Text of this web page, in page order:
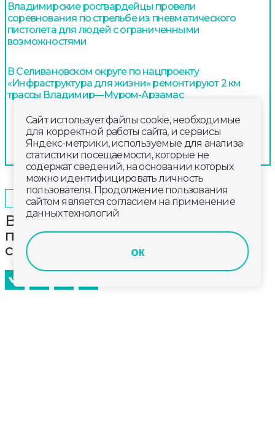
Владимирские росгвардейцы провели
соревнования по стрельбе из пневматического
пистолета для людей с ограниченными
возможностями
В Селивановском округе по нацпроекту
«Инфраструктура для жизни» ремонтируют 2 км
трассы Владимир—Муром-Арзамас
ОБЩЕСТВО 2024-03-31 08:30
Владимирская земля примет
первенство ЦФО по волейболу
среди юношей
Сайт использует файлы cookie, необходимые
для корректной работы сайта, и сервисы
Яндекс-метрики, используемые для анализа
статистики посещаемости, которые не
содержат сведений, на основании которых
можно идентифицировать личность
пользователя. Продолжение пользования
сайтом является согласием на применение
данных технологий
ок